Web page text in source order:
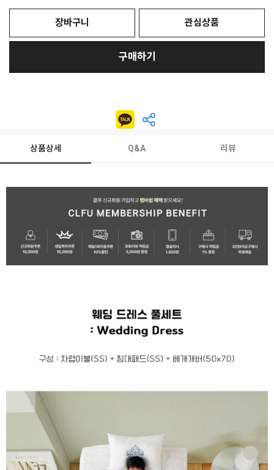
장바구니 관심상품
구매하기
상품상세 Q&A 리뷰